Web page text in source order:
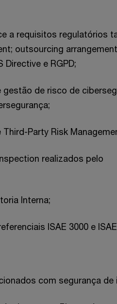
a requisitos regulatórios
outsourcing
Directive e RGPD;
de risco de
Party Risk
realizados pelo
Interna;
ISAE 3000 e
com segurança de